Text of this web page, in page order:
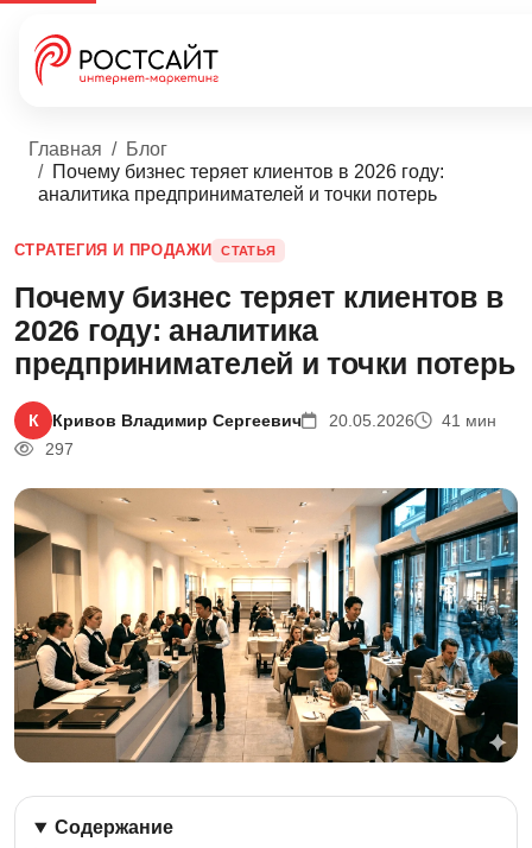
Главная
Блог
Почему бизнес теряет клиентов в 2026 году:
аналитика предпринимателей и точки потерь
СТРАТЕГИЯ И ПРОДАЖИ СТАТЬЯ
Почему бизнес теряет клиентов в
2026 году: аналитика
предпринимателей и точки потерь
К Кривов Владимир Сергеевич 20.05.2026
41 мин
297
Содержание